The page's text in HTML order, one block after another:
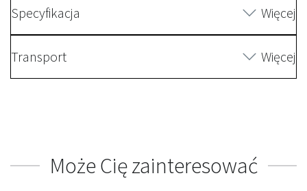
Specyfikacja Więcej
Transport Więcej
Może Cię zainteresować